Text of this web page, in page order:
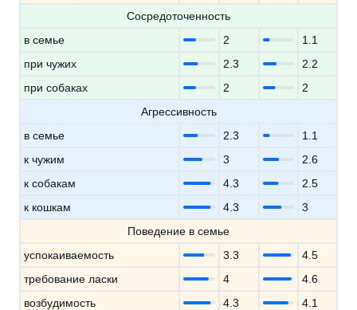
Сосредоточенность
в семье
2
1.1
при чужих
2.3
2.2
при собаках
2
2
Агрессивность
в семье
2.3
1.1
к чужим
3
2.6
к собакам
4.3
2.5
к кошкам
4.3
3
Поведение в семье
успокаиваемость
3.3
4.5
требование ласки
4
4.6
возбудимость
4.3
4.1